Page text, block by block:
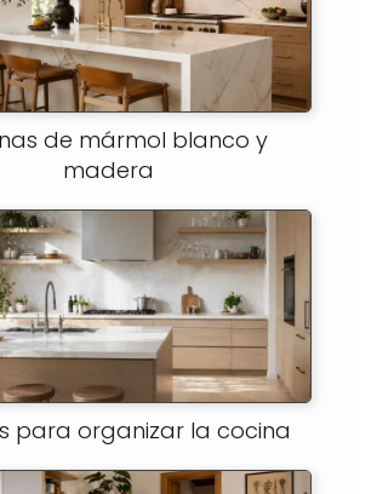
de mármol blanco y
madera
para organizar la cocina